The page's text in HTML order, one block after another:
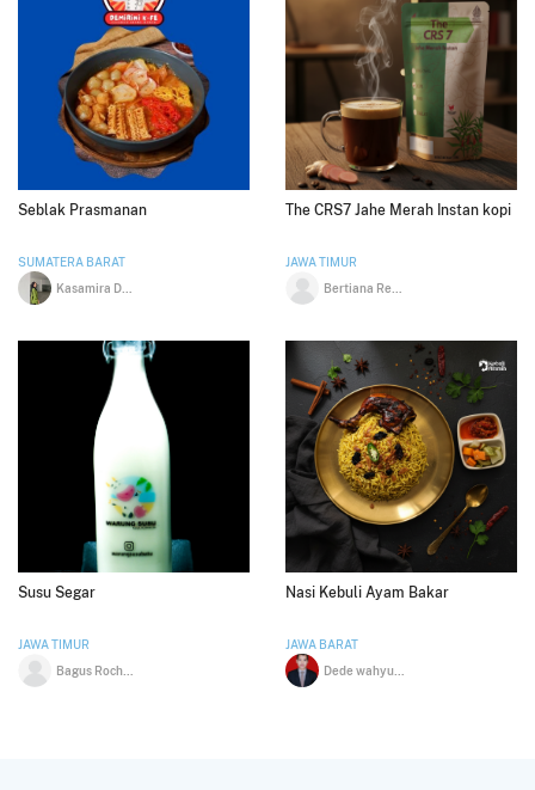
Seblak Prasmanan
SUMATERA BARAT
The CRS7 Jahe Merah Instan kopi
JAWA TIMUR
Susu Segar
JAWA TIMUR
Nasi Kebuli Ayam Bakar
JAWA BARAT